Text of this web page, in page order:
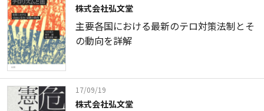
株式会社弘文堂
主要各国における最新のテロ対策法制とそ
の動向を詳解
17/09/19
株式会社弘文堂